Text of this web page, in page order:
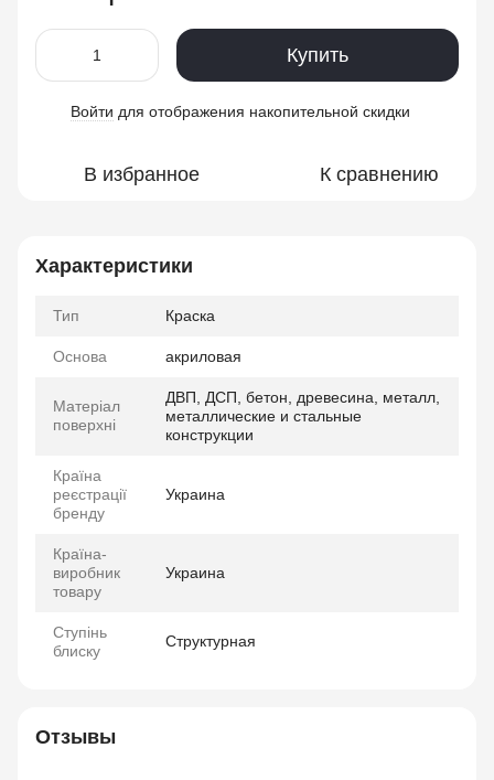
Купить
Войти для отображения накопительной скидки
В избранное К сравнению
Характеристики
Тип Краска
Основа акриловая
Матеріал
поверхні
ДВП, ДСП, бетон, древесина, металл,
металлические и стальные
конструкции
Країна
реєстрації
бренду
Украина
Країна-
виробник
товару
Украина
Ступінь
блиску
Структурная
Отзывы